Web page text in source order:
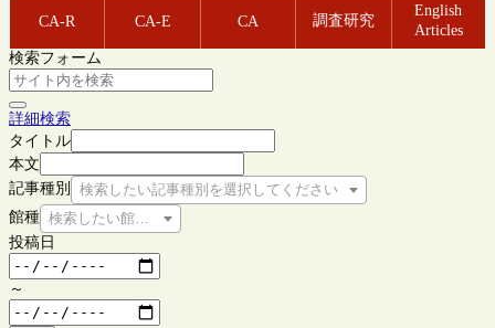
CA-R CA-E CA 調査研究
English
Articles
検索フォーム
詳細検索
タイトル
本文
記事種別
検索したい記事種別を選択してください
館種 検索したい館種を選択してください
投稿日
～